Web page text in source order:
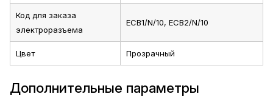
Код для заказа
электроразъема
ECB1/N/10, ECB2/N/10
Цвет Прозрачный
Дополнительные параметры